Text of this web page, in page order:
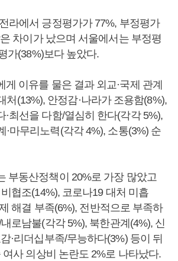
라에서 긍정평가가 77%, 부정평가
차이가 났으며 서울에서는 부정평
가(38%)보다 높았다.
이유를 물은 결과 외교·국제 관계
처(13%), 안정감·나라가 조용함(8%),
·최선을 다함/열심히 한다(각각 5%),
·마무리노력(각각 4%), 소통(3%) 순
부동산정책이 20%로 가장 많았고
협조(14%), 코로나19 대처 미흡
해결 부족(6%), 전반적으로 부족하
로남불(각각 5%), 북한관계(4%), 신
·리더십부족/무능하다(3%) 등이 뒤
사 의상비 논란도 2%로 나타났다.